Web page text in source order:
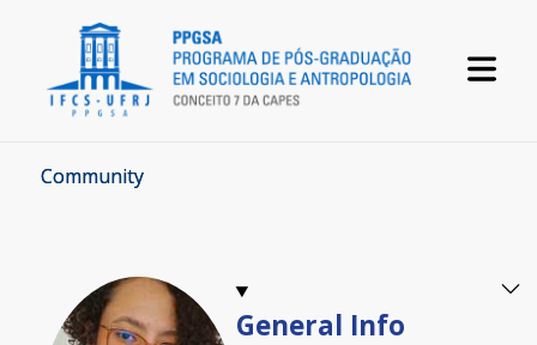
Community
General Info